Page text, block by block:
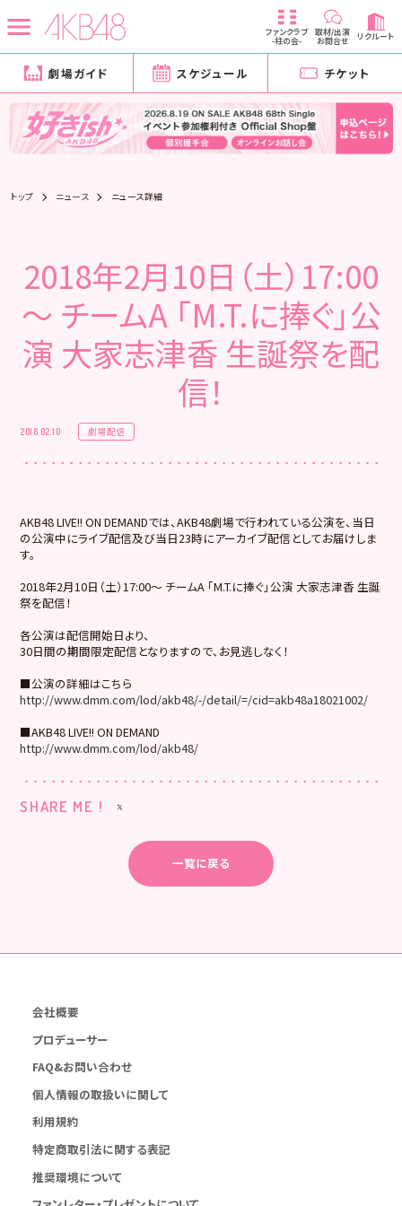
ファンクラブ
-柱の会-
取材/出演
お問合せ リクルート
劇場ガイド スケジュール チケット
トップ ニュース ニュース詳細
2018年2月10日（土）17:00
～ チームA 「M.T.に捧ぐ」公
演 大家志津香 生誕祭を配
信！
2018.02.10 劇場配信
AKB48 LIVE!! ON DEMANDでは、AKB48劇場で行われている公演を、当日
の公演中にライブ配信及び当日23時にアーカイブ配信としてお届けしま
す。
2018年2月10日（土）17:00～ チームA 「M.T.に捧ぐ」公演 大家志津香 生誕
祭を配信！
各公演は配信開始日より、
30日間の期間限定配信となりますので、お見逃しなく！
■公演の詳細はこちら
http://www.dmm.com/lod/akb48/-/detail/=/cid=akb48a18021002/
■AKB48 LIVE!! ON DEMAND
http://www.dmm.com/lod/akb48/
SHARE ME !
一覧に戻る
会社概要
プロデューサー
FAQ&お問い合わせ
個人情報の取扱いに関して
利用規約
特定商取引法に関する表記
推奨環境について